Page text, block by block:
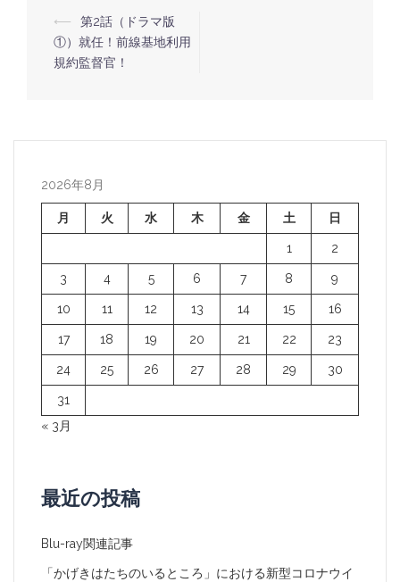
投
稿
ゲ
シ
ョ
⟵
第2話（ドラマ版
①）就任！前線基地利用
規約監督官！
2026年8月
月 火 水 木 金 土 日
1 2
3 4 5 6 7 8 9
10 11 12 13 14 15 16
17 18 19 20 21 22 23
24 25 26 27 28 29 30
31
« 3月
最近の投稿
Blu-ray関連記事
「かげきはたちのいるところ」における新型コロナウイ